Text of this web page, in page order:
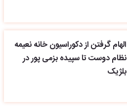
الهام گرفتن از دکوراسیون خانه نعیمه
نظام دوست تا سپیده بزمی پور در
بلژیک